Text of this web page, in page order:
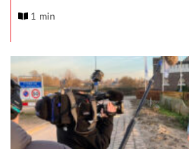
favoriete shows.
1 min